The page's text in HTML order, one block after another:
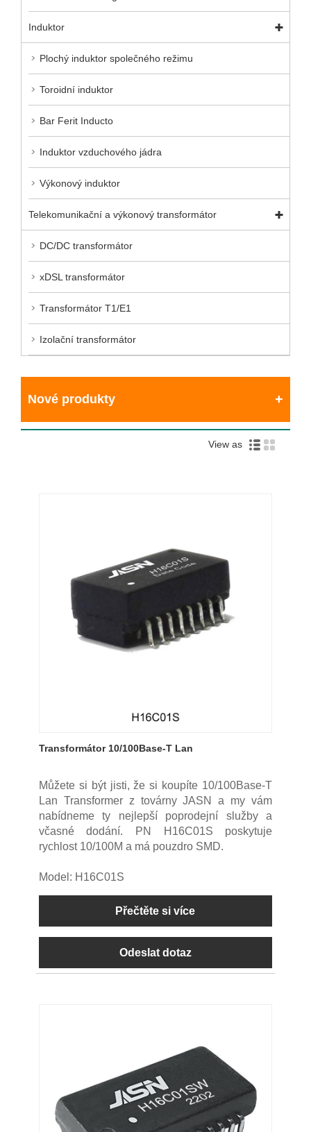
Induktor
Plochý induktor společného režimu
Toroidní induktor
Bar Ferit Inducto
Induktor vzduchového jádra
Výkonový induktor
Telekomunikační a výkonový transformátor
DC/DC transformátor
xDSL transformátor
Transformátor T1/E1
Izolační transformátor
Nové produkty
View as
Transformátor 10/100Base-T Lan
Můžete si být jisti, že si koupíte 10/100Base-T
Lan Transformer z továrny JASN a my vám
nabídneme ty nejlepší poprodejní služby a
včasné dodání. PN H16C01S poskytuje
rychlost 10/100M a má pouzdro SMD.
Model: H16C01S
Přečtěte si více
Odeslat dotaz